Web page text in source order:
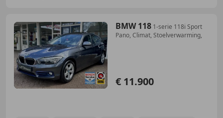
BMW 118 1-serie 118i Sport
Pano, Climat, Stoelverwarming,
€ 11.900